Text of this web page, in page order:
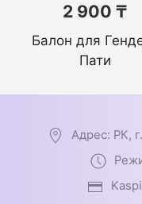
2 900 ₸
Балон для
Пати
Адрес: РК,